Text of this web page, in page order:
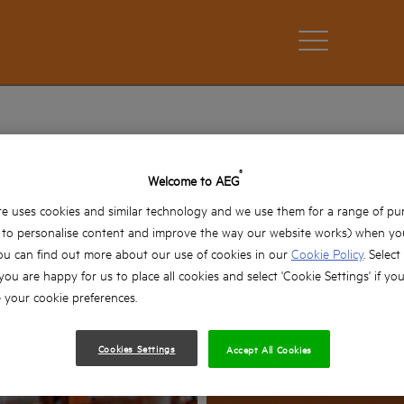
SOBRE AEG
POWERTOOLS ha sido lider en el desarrollo de nuevos
de perforar transportable en 1898 AEG dío inicio a la
portátiles...UN PASADO GLORIOSO...UN FUTURO
Welcome to AEG®
uses cookies and similar technology and we use them for a range of
personalise content and improve the way our website works) when
can find out more about our use of cookies in our Cookie Policy.
are happy for us to place all cookies and select 'Cookie Settings' if
cookie preferences.
Cookies Settings Accept All Cookies